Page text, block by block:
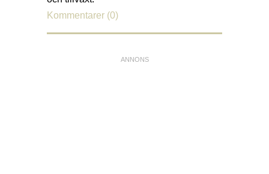
Kommentarer (0)